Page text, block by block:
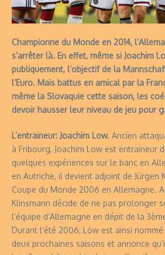
Championne du Monde en 2014,
s’arrêter là. En effet, même si Joachim
publiquement, l’objectif de la
l’Euro. Mais battus en amical par la
même la Slovaquie cette saison, les
devoir hausser leur niveau de jeu pour
L’entraineur: Joachim Low. Ancien
à Fribourg, Joachim Low est entraineur
quelques expériences sur le banc en
en Autriche, il devient adjoint de Jürgen
Coupe du Monde 2006 en Allemagne. A
Klinsmann décide de ne pas prolonger
l’équipe d’Allemagne en dépit de la
Durant l’été 2006, Löw est ainsi
deux prochaines saisons et annonce